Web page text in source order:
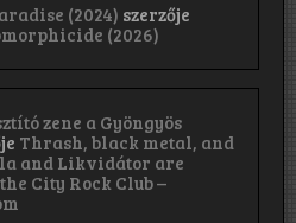
(2024) szerzője
(2026)
zene a Gyöngyös
Thrash, black metal, and
and Likvidátor are
City Rock Club –